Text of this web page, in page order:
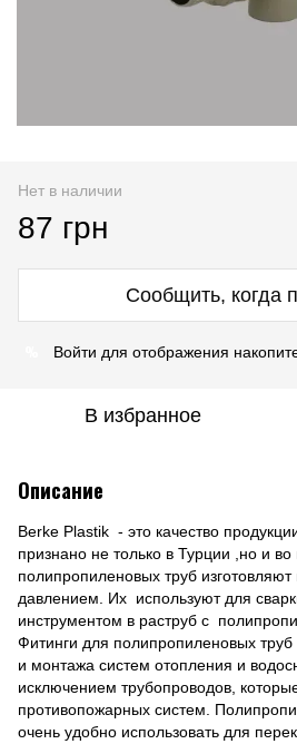
Нет в наличии
87 грн
Сообщить, когда
Войти для отображения
В избранное
Описание
Berke Plastik - это качество
признано не только в Турции ,но и
полипропиленовых труб
давлением. Их используют для
инструментом в раструб с
Фитинги для полипропиленовых
и монтажа систем отопления и
исключением трубопроводов,
противопожарных систем.
очень удобно использовать для